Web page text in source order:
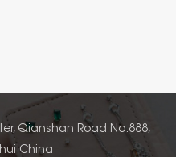
Qianshan Road No.888,
China